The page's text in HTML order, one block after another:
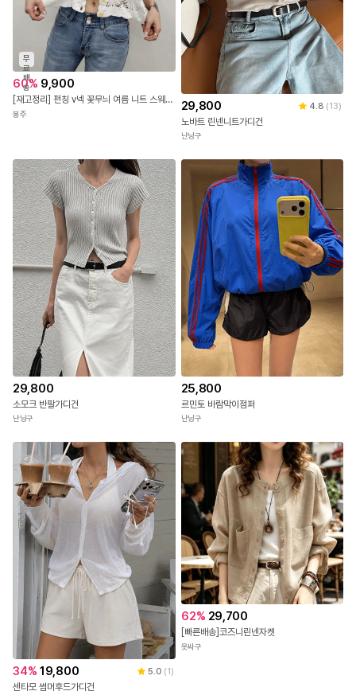
무
료
배
송
60% 9,900
[재고정리] 펀칭 v넥 꽃무늬 여름 니트 스웨터 세련된 반팔 블라우스 가디건 탑 5color 데일리룩/캐주얼룩
봉주
29,800 4.8 (13)
노바트 린넨니트가디건
난닝구
29,800
소모크 반팔가디건
난닝구
25,800
르민토 바람막이점퍼
난닝구
34% 19,800 5.0 (1)
센타모 썸머후드가디건
62% 29,700
[빠른배송]코즈니린넨자켓
옷싸구